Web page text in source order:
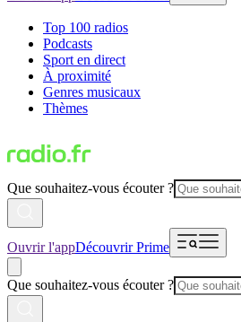
Top 100 radios
Podcasts
Sport en direct
À proximité
Genres musicaux
Thèmes
Que souhaitez-vous écouter ?
Ouvrir l'appDécouvrir Prime
Que souhaitez-vous écouter ?